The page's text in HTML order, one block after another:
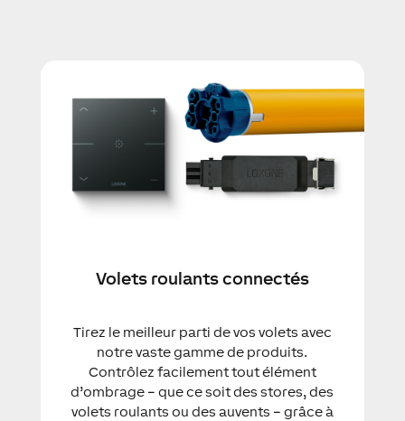
Volets roulants connectés
Tirez le meilleur parti de vos volets avec
notre vaste gamme de produits.
Contrôlez facilement tout élément
d’ombrage – que ce soit des stores, des
volets roulants ou des auvents – grâce à